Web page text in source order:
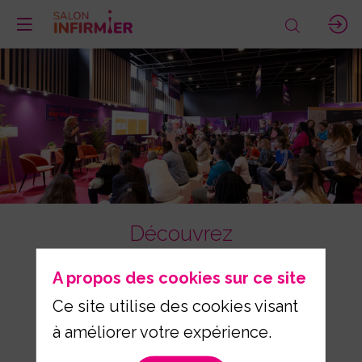
Découvrez
Le Comité
Scientifique du
A propos des cookies sur ce site
Ce site utilise des cookies visant
à améliorer votre expérience.